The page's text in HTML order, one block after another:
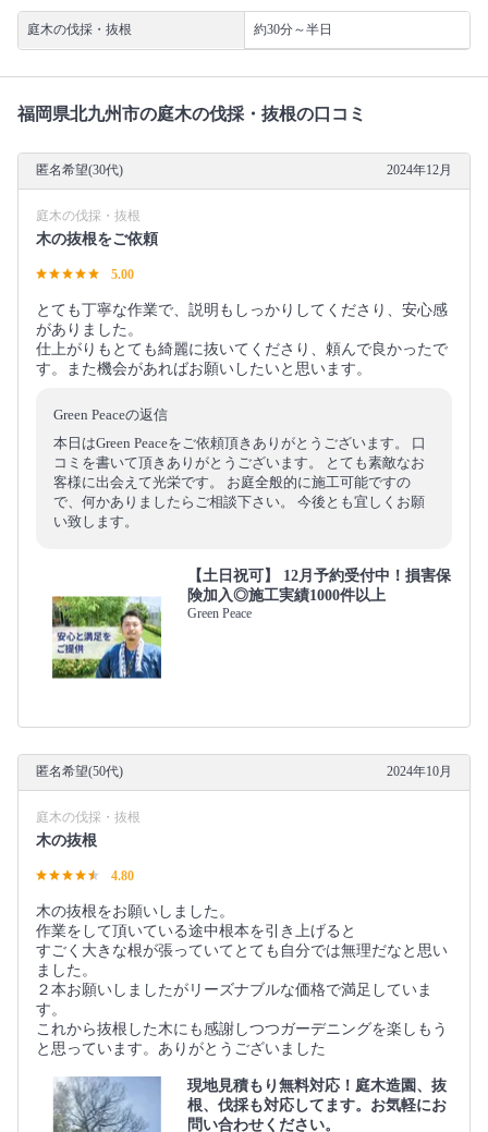
庭木の伐採・抜根 約30分～半日
福岡県北九州市の庭木の伐採・抜根の口コミ
匿名希望(30代) 2024年12月
庭木の伐採・抜根
木の抜根をご依頼
5.00
とても丁寧な作業で、説明もしっかりしてくださり、安心感
がありました。
仕上がりもとても綺麗に抜いてくださり、頼んで良かったで
す。また機会があればお願いしたいと思います。
Green Peaceの返信
本日はGreen Peaceをご依頼頂きありがとうございます。 口
コミを書いて頂きありがとうございます。 とても素敵なお
客様に出会えて光栄です。 お庭全般的に施工可能ですの
で、何かありましたらご相談下さい。 今後とも宜しくお願
い致します。
【土日祝可】 12月予約受付中！損害保
険加入◎施工実績1000件以上
Green Peace
匿名希望(50代) 2024年10月
庭木の伐採・抜根
木の抜根
4.80
木の抜根をお願いしました。
作業をして頂いている途中根本を引き上げると
すごく大きな根が張っていてとても自分では無理だなと思い
ました。
２本お願いしましたがリーズナブルな価格で満足していま
す。
これから抜根した木にも感謝しつつガーデニングを楽しもう
と思っています。ありがとうございました
現地見積もり無料対応！庭木造園、抜
根、伐採も対応してます。お気軽にお
問い合わせください。